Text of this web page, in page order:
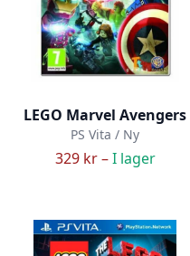
LEGO Marvel Avengers
PS Vita / Ny
329 kr –I lager